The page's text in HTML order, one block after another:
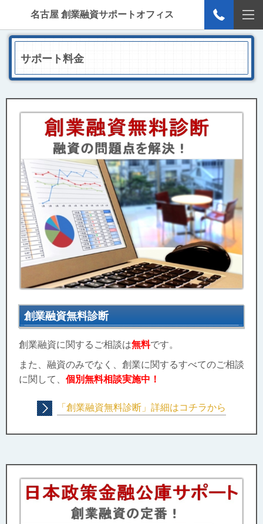
名古屋 創業融資サポートオフィス
サポート料金
創業融資無料診断
創業融資に関するご相談は無料です。
また、融資のみでなく、創業に関するすべてのご相談
に関して、 個別無料相談実施中！
「創業融資無料診断」詳細はコチラから